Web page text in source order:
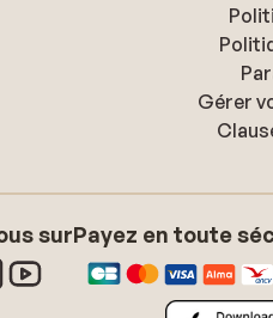
Gérer
surPayez en toute